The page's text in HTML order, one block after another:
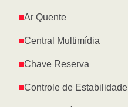
Ar Quente
Central Multimídia
Chave Reserva
Controle de Estabilidade